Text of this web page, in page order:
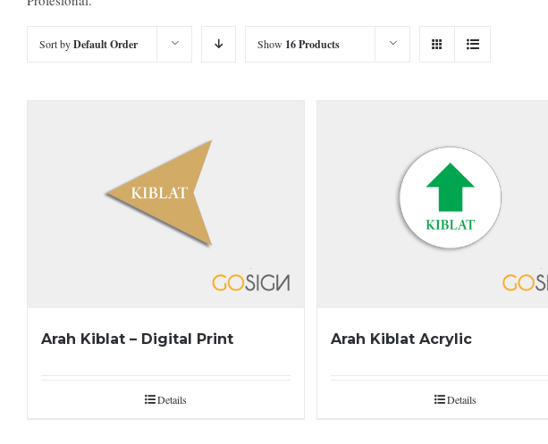
Sort byDefault Order Show 16 Products
Arah Kiblat – Digital Print
Details
Arah Kiblat Acrylic
Details